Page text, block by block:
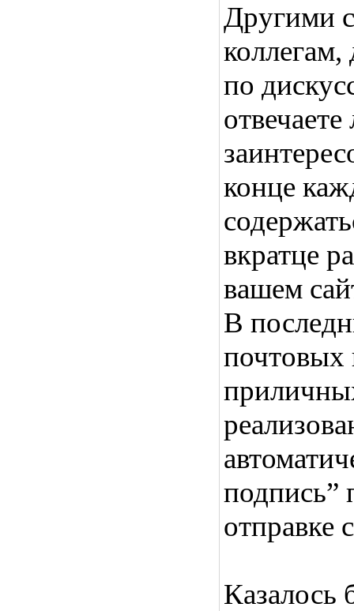
Другими
коллегам,
по
конце
вкратце
вашем
В
почтовых
подпись”
отправке
Казалось